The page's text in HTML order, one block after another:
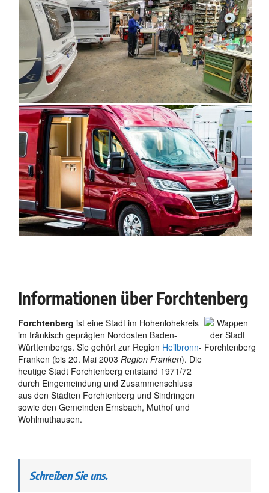
Informationen über Forchtenberg
Forchtenberg ist eine Stadt im Hohenlohekreis
im fränkisch geprägten Nordosten Baden-
Württembergs. Sie gehört zur Region Heilbronn-
Franken (bis 20. Mai 2003 Region Franken). Die
heutige Stadt Forchtenberg entstand 1971/72
durch Eingemeindung und Zusammenschluss
aus den Städten Forchtenberg und Sindringen
sowie den Gemeinden Ernsbach, Muthof und
Wohlmuthausen.
Schreiben Sie uns.